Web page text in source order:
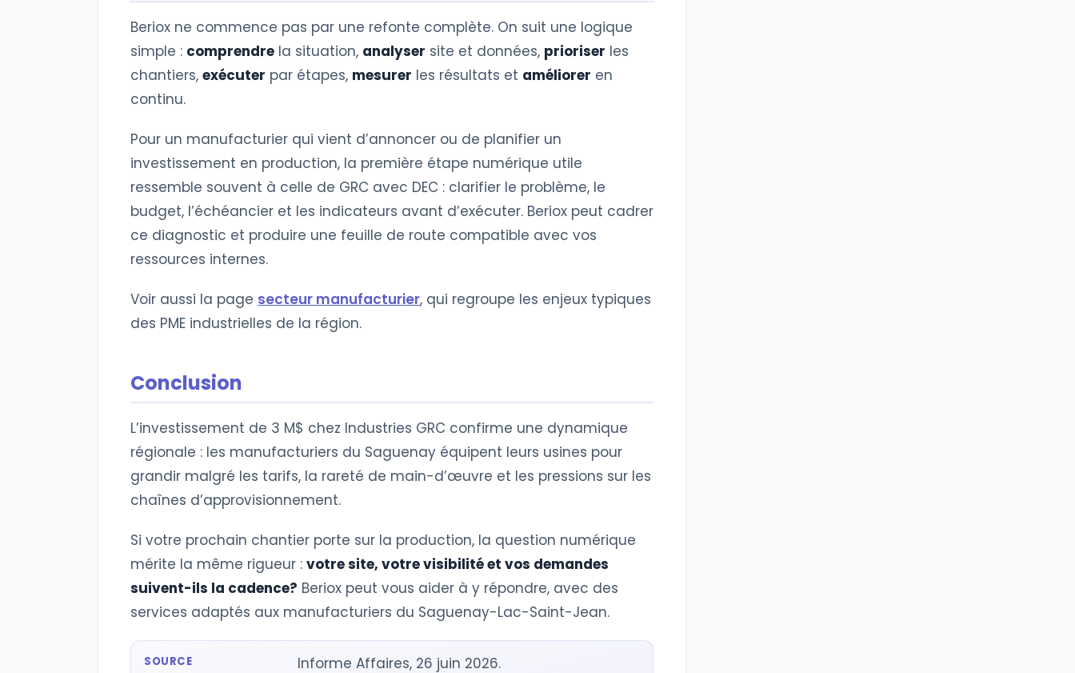
Beriox ne commence pas par une refonte complète. On suit une logique
simple : comprendre la situation, analyser site et données, prioriser les
chantiers, exécuter par étapes, mesurer les résultats et améliorer en
continu.
Pour un manufacturier qui vient d’annoncer ou de planifier un
investissement en production, la première étape numérique utile
ressemble souvent à celle de GRC avec DEC : clarifier le problème, le
budget, l’échéancier et les indicateurs avant d’exécuter. Beriox peut cadrer
ce diagnostic et produire une feuille de route compatible avec vos
ressources internes.
Voir aussi la page secteur manufacturier, qui regroupe les enjeux typiques
des PME industrielles de la région.
Conclusion
L’investissement de 3 M$ chez Industries GRC confirme une dynamique
régionale : les manufacturiers du Saguenay équipent leurs usines pour
grandir malgré les tarifs, la rareté de main-d’œuvre et les pressions sur les
chaînes d’approvisionnement.
Si votre prochain chantier porte sur la production, la question numérique
mérite la même rigueur : votre site, votre visibilité et vos demandes
suivent-ils la cadence? Beriox peut vous aider à y répondre, avec des
services adaptés aux manufacturiers du Saguenay-Lac-Saint-Jean.
SOURCE Informe Affaires, 26 juin 2026.